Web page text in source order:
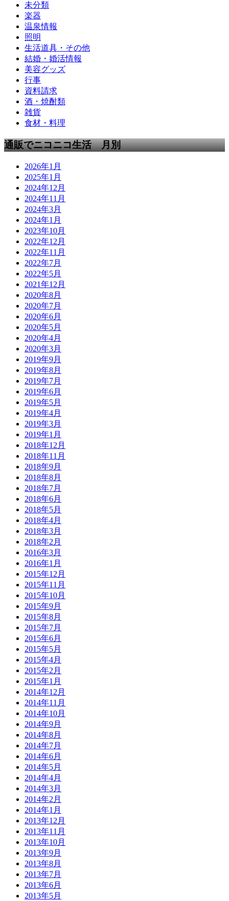
未分類
楽器
温泉情報
照明
生活道具・その他
結婚・婚活情報
美容グッズ
行事
資料請求
酒・焼酎類
雑貨
食材・料理
通販でニコニコ生活 月別
2026年1月
2025年1月
2024年12月
2024年11月
2024年3月
2024年1月
2023年10月
2022年12月
2022年11月
2022年7月
2022年5月
2021年12月
2020年8月
2020年7月
2020年6月
2020年5月
2020年4月
2020年3月
2019年9月
2019年8月
2019年7月
2019年6月
2019年5月
2019年4月
2019年3月
2019年1月
2018年12月
2018年11月
2018年9月
2018年8月
2018年7月
2018年6月
2018年5月
2018年4月
2018年3月
2018年2月
2016年3月
2016年1月
2015年12月
2015年11月
2015年10月
2015年9月
2015年8月
2015年7月
2015年6月
2015年5月
2015年4月
2015年2月
2015年1月
2014年12月
2014年11月
2014年10月
2014年9月
2014年8月
2014年7月
2014年6月
2014年5月
2014年4月
2014年3月
2014年2月
2014年1月
2013年12月
2013年11月
2013年10月
2013年9月
2013年8月
2013年7月
2013年6月
2013年5月